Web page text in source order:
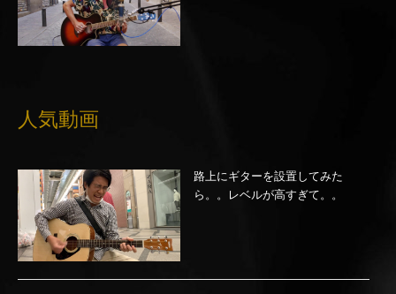
人気動画
路上にギターを設置してみた
ら。。レベルが高すぎて。。